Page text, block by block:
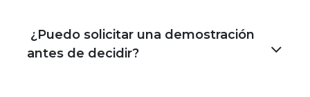
¿Puedo solicitar una demostración
antes de decidir?